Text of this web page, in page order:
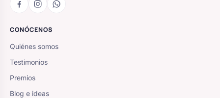
CONÓCENOS
Quiénes somos
Testimonios
Premios
Blog e ideas